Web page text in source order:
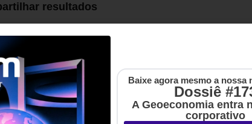
resultados
o aprendiz sabe que terá que compartilhar como
à ação durante a formação, aliadas a
a responsabilidade e o senso de pertencimento.
até avatares de IA ajudam a humanizar
Baixe agora mesmo a nossa
Dossiê
A Geoeconomia entra
corporativo